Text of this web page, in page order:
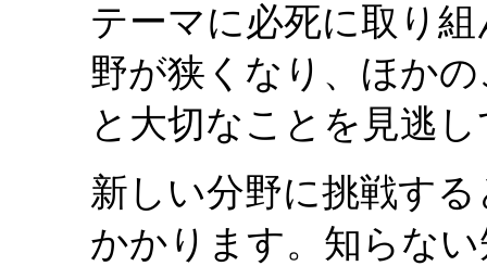
テーマに必死に取り
野が狭くなり、ほか
と大切なことを見逃
新しい分野に挑戦す
かかります。知らな